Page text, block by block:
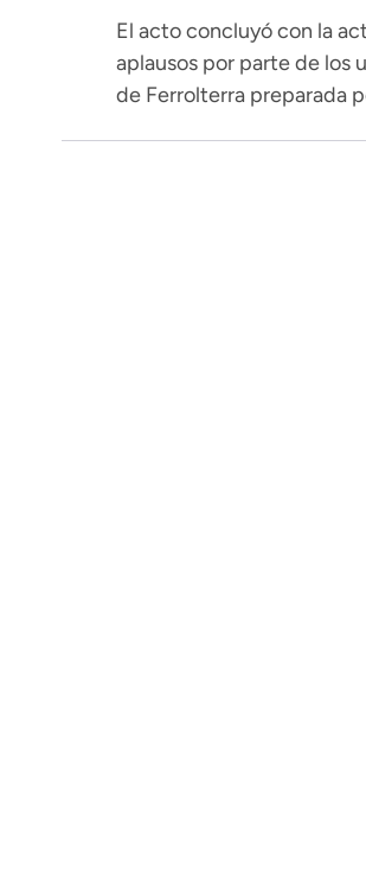
El acto concluyó con la
aplausos por parte de los
de Ferrolterra preparada